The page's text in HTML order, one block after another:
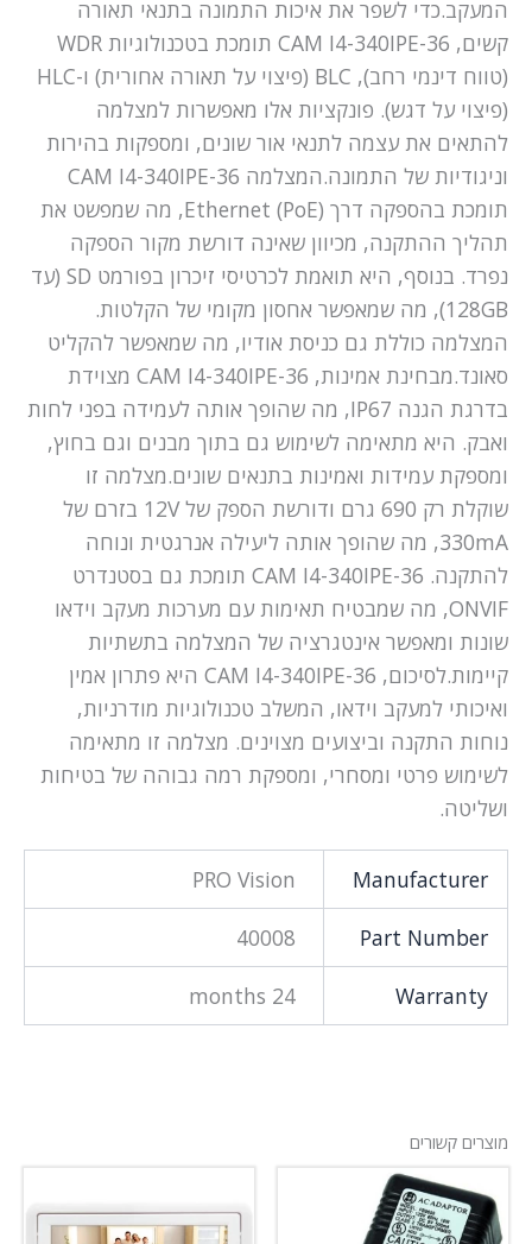
המעקב.כדי לשפר את איכות התמונה בתנאי תאורה
קשים, CAM I4-340IPE-36 תומכת בטכנולוגיות WDR
(טווח דינמי רחב), BLC (פיצוי על תאורה אחורית) ו-HLC
(פיצוי על דגש). פונקציות אלו מאפשרות למצלמה
להתאים את עצמה לתנאי אור שונים, ומספקות בהירות
וניגודיות של התמונה.המצלמה CAM I4-340IPE-36
תומכת בהספקה דרך Ethernet (PoE), מה שמפשט את
תהליך ההתקנה, מכיוון שאינה דורשת מקור הספקה
נפרד. בנוסף, היא תואמת לכרטיסי זיכרון בפורמט SD (עד
128GB), מה שמאפשר אחסון מקומי של הקלטות.
המצלמה כוללת גם כניסת אודיו, מה שמאפשר להקליט
סאונד.מבחינת אמינות, CAM I4-340IPE-36 מצוידת
בדרגת הגנה IP67, מה שהופך אותה לעמידה בפני לחות
ואבק. היא מתאימה לשימוש גם בתוך מבנים וגם בחוץ,
ומספקת עמידות ואמינות בתנאים שונים.מצלמה זו
שוקלת רק 690 גרם ודורשת הספק של 12V בזרם של
330mA, מה שהופך אותה ליעילה אנרגטית ונוחה
להתקנה. CAM I4-340IPE-36 תומכת גם בסטנדרט
ONVIF, מה שמבטיח תאימות עם מערכות מעקב וידאו
שונות ומאפשר אינטגרציה של המצלמה בתשתיות
קיימות.לסיכום, CAM I4-340IPE-36 היא פתרון אמין
ואיכותי למעקב וידאו, המשלב טכנולוגיות מודרניות,
נוחות התקנה וביצועים מצוינים. מצלמה זו מתאימה
לשימוש פרטי ומסחרי, ומספקת רמה גבוהה של בטיחות
ושליטה.
Manufacturer
PRO Vision
Part Number
40008
Warranty
24 months
מוצרים קשורים